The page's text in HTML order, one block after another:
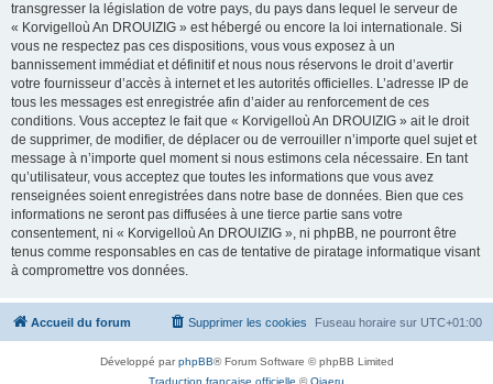
transgresser la législation de votre pays, du pays dans lequel le serveur de
« Korvigelloù An DROUIZIG » est hébergé ou encore la loi internationale. Si
vous ne respectez pas ces dispositions, vous vous exposez à un
bannissement immédiat et définitif et nous nous réservons le droit d’avertir
votre fournisseur d’accès à internet et les autorités officielles. L’adresse IP de
tous les messages est enregistrée afin d’aider au renforcement de ces
conditions. Vous acceptez le fait que « Korvigelloù An DROUIZIG » ait le droit
de supprimer, de modifier, de déplacer ou de verrouiller n’importe quel sujet et
message à n’importe quel moment si nous estimons cela nécessaire. En tant
qu’utilisateur, vous acceptez que toutes les informations que vous avez
renseignées soient enregistrées dans notre base de données. Bien que ces
informations ne seront pas diffusées à une tierce partie sans votre
consentement, ni « Korvigelloù An DROUIZIG », ni phpBB, ne pourront être
tenus comme responsables en cas de tentative de piratage informatique visant
à compromettre vos données.
Accueil du forum Fuseau horaire sur UTC+01:00
Supprimer les cookies
Développé parphpBB® Forum Software © phpBB Limited
Traduction française officielle ©Qiaeru